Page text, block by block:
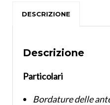
DESCRIZIONE
Descrizione
Particolari
Bordature delle